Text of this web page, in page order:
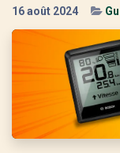
16 août 2024